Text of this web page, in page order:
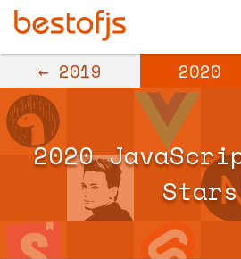
← 2019 2020
2020
Stars